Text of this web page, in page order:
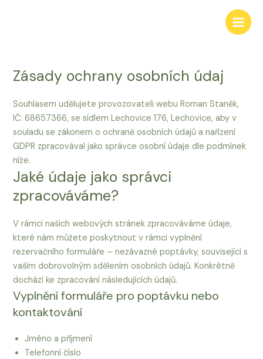
Main
Zásady ochrany osobních údaj
Souhlasem udělujete provozovateli webu Roman Staněk,
IČ: 68657366, se sídlem Lechovice 176, Lechovice, aby v
souladu se zákonem o ochraně osobních údajů a nařízení
GDPR zpracovával jako správce osobní údaje dle podmínek
níže.
Jaké údaje jako správci
zpracováváme?
V rámci našich webových stránek zpracováváme údaje,
které nám můžete poskytnout v rámci vyplnění
rezervačního formuláře – nezávazné poptávky, související s
vaším dobrovolným sdělením osobních údajů. Konkrétně
dochází ke zpracování následujících údajů.
Vyplnění formuláře pro poptávku nebo
kontaktování
Jméno a příjmení
Telefonní číslo